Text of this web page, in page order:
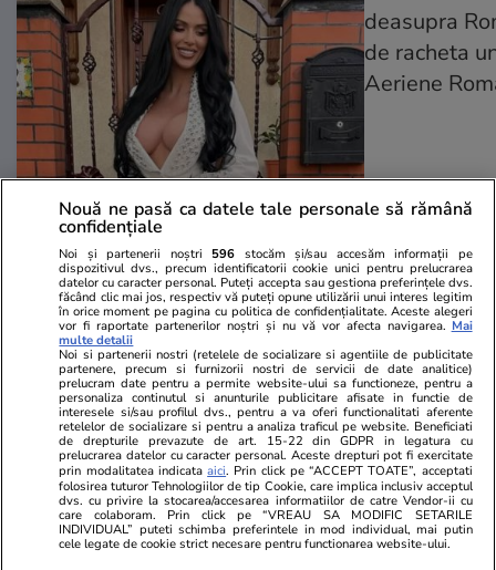
TVMania.ro
A rupt tăcerea fără nicio rușine!
Daniela Crudu spune totul despre
activitatea ei de pe platformele
pentru adulți: „Fac ce vreau, e
wow!”
Dronă
deasupra
de racheta
Aeriene
PARTENERI
Nouă ne pasă ca datele tale personale să rămână
confidențiale
Noi și partenerii noștri 596 stocăm și/sau accesăm informații pe
dispozitivul dvs., precum identificatorii cookie unici pentru prelucrarea
datelor cu caracter personal. Puteți accepta sau gestiona preferințele dvs.
făcând clic mai jos, respectiv vă puteți opune utilizării unui interes legitim
în orice moment pe pagina cu politica de confidențialitate. Aceste alegeri
vor fi raportate partenerilor noștri și nu vă vor afecta navigarea. Mai
multe detalii
Noi si partenerii nostri (retelele de socializare si agentiile de publicitate
partenere, precum si furnizorii nostri de servicii de date analitice)
prelucram date pentru a permite website-ului sa functioneze, pentru a
personaliza continutul si anunturile publicitare afisate in functie de
interesele si/sau profilul dvs., pentru a va oferi functionalitati aferente
retelelor de socializare si pentru a analiza traficul pe website. Beneficiati
de drepturile prevazute de art. 15-22 din GDPR in legatura cu
prelucrarea datelor cu caracter personal. Aceste drepturi pot fi exercitate
prin modalitatea indicataaici. Prin click pe “ACCEPT TOATE”, acceptati
folosirea tuturor Tehnologiilor de tip Cookie, care implica inclusiv acceptul
dvs. cu privire la stocarea/accesarea informatiilor de catre Vendor-ii cu
care colaboram. Prin click pe “VREAU SA MODIFIC SETARILE
INDIVIDUAL” puteti schimba preferintele in mod individual, mai putin
cele legate de cookie strict necesare pentru functionarea website-ului.